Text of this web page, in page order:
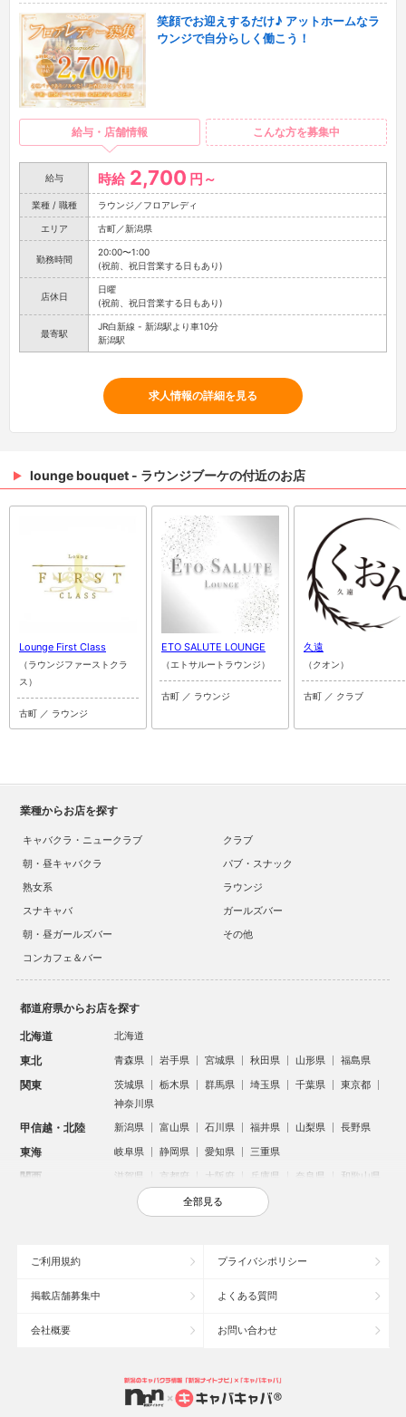
笑顔でお迎えするだけ♪ アットホームなラ
ウンジで自分らしく働こう！
給与・店舗情報 こんな方を募集中
給与 時給 2,700 円～
業種 / 職種 ラウンジ／フロアレディ
エリア 古町／新潟県
勤務時間
20:00〜1:00
(祝前、祝日営業する日もあり)
店休日
日曜
(祝前、祝日営業する日もあり)
最寄駅
JR白新線 - 新潟駅より車10分
新潟駅
求人情報の詳細を見る
lounge bouquet - ラウンジブーケの付近のお店
Lounge First Class
（ラウンジファーストクラ
ス）
古町 ／ ラウンジ
ETO SALUTE LOUNGE
（エトサルートラウンジ）
古町 ／ ラウンジ
久遠
（クオン）
古町 ／ クラブ
業種からお店を探す
キャバクラ・ニュークラブ
クラブ
朝・昼キャバクラ
パブ・スナック
熟女系
ラウンジ
スナキャバ
ガールズバー
朝・昼ガールズバー
その他
コンカフェ＆バー
都道府県からお店を探す
北海道 北海道
東北 青森県 岩手県 宮城県 秋田県 山形県 福島県
関東 茨城県 栃木県 群馬県 埼玉県 千葉県
東京都
神奈川県
甲信越・北陸 新潟県 富山県 石川県 福井県 山梨県 長野県
東海 岐阜県 静岡県 愛知県 三重県
関西 滋賀県 京都府 大阪府 兵庫県 奈良県 和歌山県
鳥取県 島根県 岡山県 広島県
沖縄県
大宮のキャバクラ
六本木のキャバクラ
全部見る
ご利用規約 プライバシポリシー
掲載店舗募集中 よくある質問
会社概要 お問い合わせ